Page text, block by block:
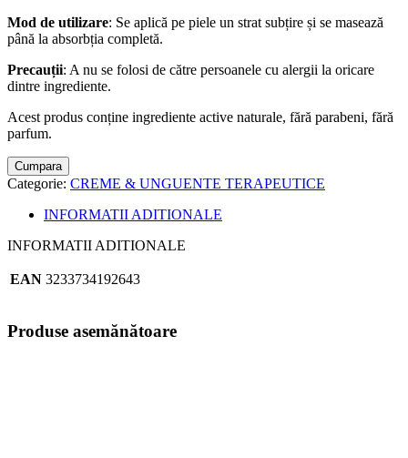
Mod de utilizare: Se aplică pe piele un strat subțire și se masează
până la absorbția completă.
Precauții: A nu se folosi de către persoanele cu alergii la oricare
dintre ingrediente.
Acest produs conține ingrediente active naturale, fără parabeni, fără
parfum.
Cumpara
Categorie: CREME & UNGUENTE TERAPEUTICE
INFORMATII ADITIONALE
INFORMATII ADITIONALE
EAN 3233734192643
Produse asemănătoare